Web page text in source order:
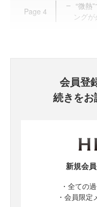
Page 4
“微熱
ング
会員登
続きを
新規会
・全ての
・会員限